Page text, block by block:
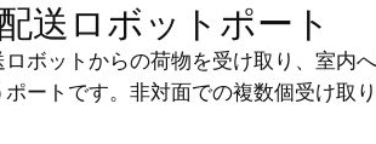
送ロボットポート
ロボットからの荷物を受け取り、室内
ポートです。非対面での複数個受け取